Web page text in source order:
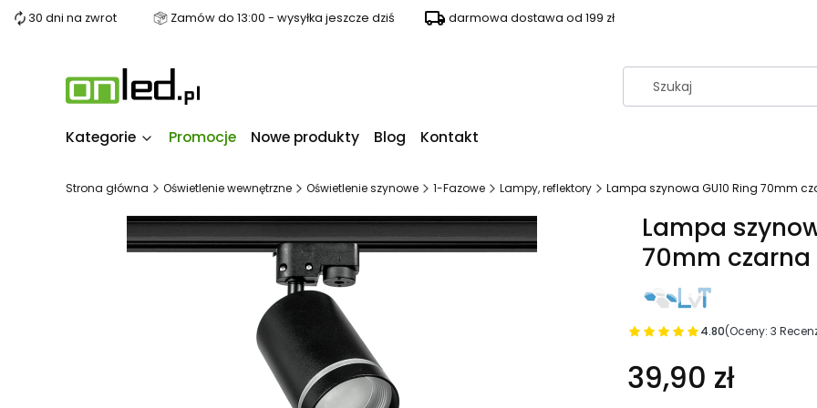
30 dni na zwrot Zamów do 13:00 - wysyłka jeszcze dziś darmowa dostawa od 199 zł
Kategorie Promocje Nowe produkty Blog Kontakt
Strona główna Oświetlenie wewnętrzne Oświetlenie szynowe 1-Fazowe Lampy, reflektory Lampa szynowa GU10 Ring 70mm
Lampa
70mm czarna
4.80(Oceny: 3
39,90 zł